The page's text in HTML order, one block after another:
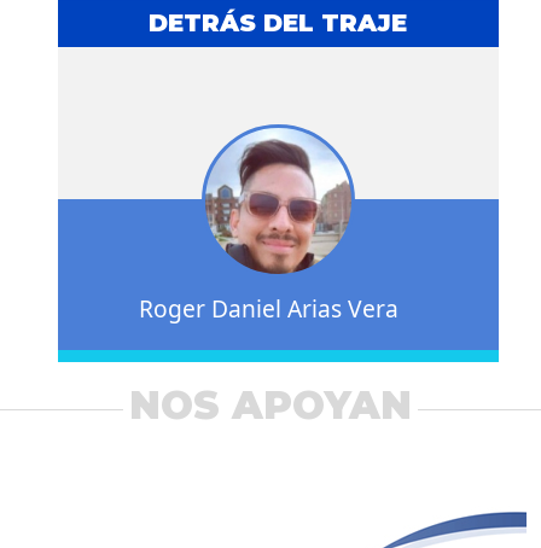
DETRÁS DEL TRAJE
Roger Daniel Arias Vera
NOS APOYAN